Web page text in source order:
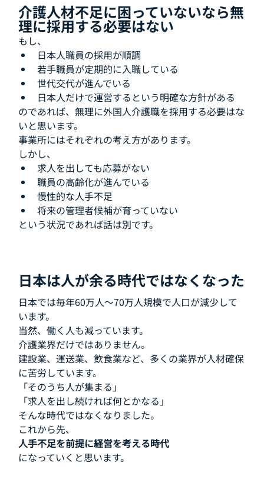
介護人材不足に困っていないなら無
理に採用する必要はない
もし、
日本人職員の採用が順調
若手職員が定期的に入職している
世代交代が進んでいる
日本人だけで運営するという明確な方針がある
のであれば、無理に外国人介護職を採用する必要はな
いと思います。
事業所にはそれぞれの考え方があります。
しかし、
求人を出しても応募がない
職員の高齢化が進んでいる
慢性的な人手不足
将来の管理者候補が育っていない
という状況であれば話は別です。
日本は人が余る時代ではなくなった
日本では毎年60万人〜70万人規模で人口が減少して
います。
当然、働く人も減っています。
介護業界だけではありません。
建設業、運送業、飲食業など、多くの業界が人材確保
に苦労しています。
「そのうち人が集まる」
「求人を出し続ければ何とかなる」
そんな時代ではなくなりました。
これから先、
人手不足を前提に経営を考える時代
になっていくと思います。